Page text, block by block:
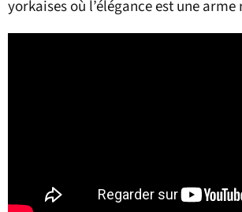
yorkaises où l’élégance est une